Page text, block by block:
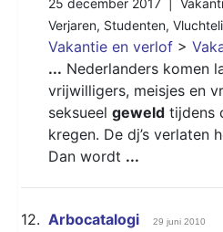
25 december 2017 |
Verjaren, Studenten,
Vakantie en verlof >
... Nederlanders komen
vrijwilligers, meisjes en
seksueel geweld tijdens
kregen. De dj’s verlaten
Dan wordt ...
12. Arbocatalogi 29 juni 2010